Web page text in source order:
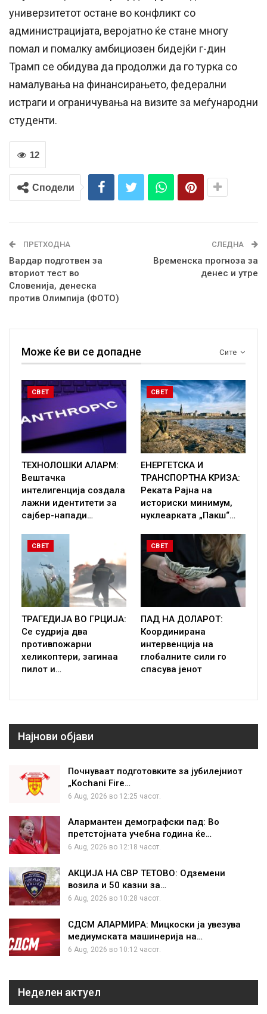
универзитетот остане во конфликт со
администрацијата, веројатно ќе стане многу
помал и помалку амбициозен бидејќи г-дин
Трамп се обидува да продолжи да го турка со
намалувања на финансирањето, федерални
истраги и ограничувања на визите за меѓународни
студенти.
12
Сподели
ПРЕТХОДНА
Вардар подготвен за
вториот тест во
Словенија, денеска
против Олимпија (ФОТО)
СЛЕДНА
Временска прогноза за
денес и утре
Сите
Може ќе ви се допадне
СВЕТ
ТЕХНОЛОШКИ АЛАРМ:
Вештачка
интелигенција создала
лажни идентитети за
сајбер-напади…
СВЕТ
ЕНЕРГЕТСКА И
ТРАНСПОРТНА КРИЗА:
Реката Рајна на
историски минимум,
нуклеарката „Пакш“…
СВЕТ
ТРАГЕДИЈА ВО ГРЦИЈА:
Се судрија два
противпожарни
хеликоптери, загинаа
пилот и…
СВЕТ
ПАД НА ДОЛАРОТ:
Координирана
интервенција на
глобалните сили го
спасува јенот
Најнови објави
Почнуваат подготовките за јубилејниот
„Kochani Fire…
6 Aug, 2026 во 12:25 часот.
Алармантен демографски пад: Во
претстојната учебна година ќе…
6 Aug, 2026 во 12:18 часот.
АКЦИЈА НА СВР ТЕТОВО: Одземени
возила и 50 казни за…
6 Aug, 2026 во 10:28 часот.
СДСМ АЛАРМИРА: Мицкоски ја увезува
медиумската машинерија на…
6 Aug, 2026 во 10:12 часот.
Неделен актуел